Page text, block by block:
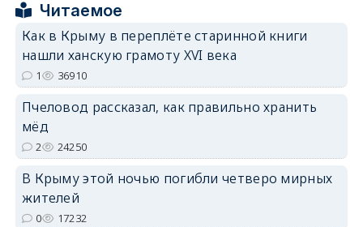
Читаемое
Как в Крыму в переплёте старинной книги
нашли ханскую грамоту XVI века
1 36910
Пчеловод рассказал, как правильно хранить
мёд
2 24250
В Крыму этой ночью погибли четверо мирных
жителей
0 17232